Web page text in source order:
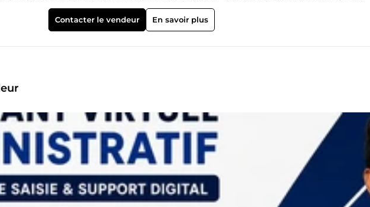
web &amp; assistance digitale Suivi administratif Montage vidéo simple Outils
Canva, Gmail, Google Sheets et CapCut. Mon objectif est de fournir un service fiable,
N’hésitez pas à me contacter pour vos missions freelance
Contacter le vendeur En savoir plus